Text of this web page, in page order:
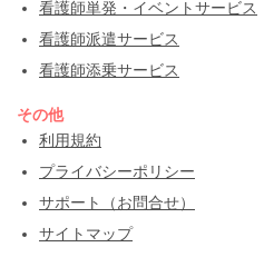
看護師単発・イベントサービス
看護師派遣サービス
看護師添乗サービス
その他
利用規約
プライバシーポリシー
サポート（お問合せ）
サイトマップ